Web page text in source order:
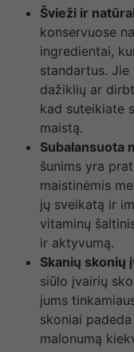
Švieži ir
konservuose
ingredientai,
standartus.
dažiklių ar
kad suteikiate
maistą.
Subalansuota
šunims yra
maistinėmis
jų sveikatą ir
vitaminų
ir aktyvumą.
Skanių skonių
siūlo įvairių
jums
skoniai
malonumą